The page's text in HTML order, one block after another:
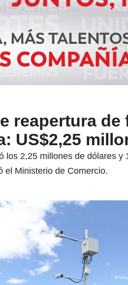
reapertura
US$2,25
los 2,25 millones de dólares
el Ministerio de Comercio.